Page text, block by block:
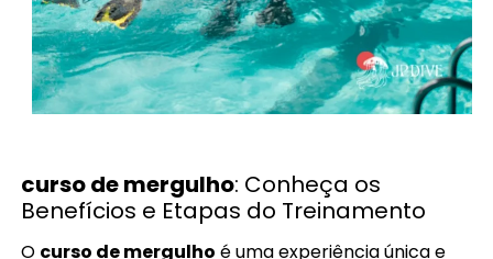
curso de mergulho: Conheça os
Benefícios e Etapas do Treinamento
O curso de mergulho é uma experiência única e